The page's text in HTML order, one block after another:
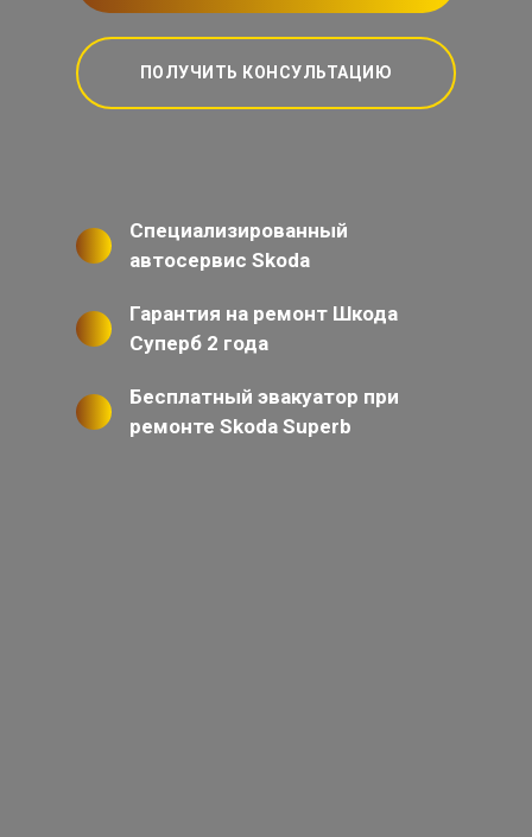
ПОЛУЧИТЬ КОНСУЛЬТАЦИЮ
Специализированный
автосервис Skoda
Гарантия на ремонт Шкода
Суперб 2 года
Бесплатный эвакуатор при
ремонте Skoda Superb